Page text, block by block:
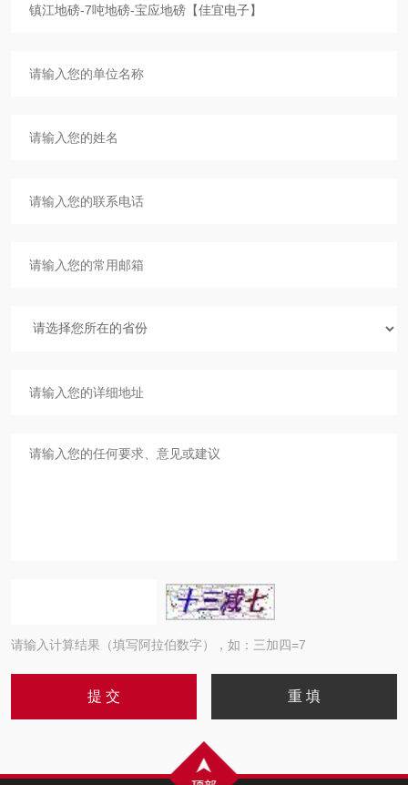
请输入计算结果（填写阿拉伯数字），如：三加四=7